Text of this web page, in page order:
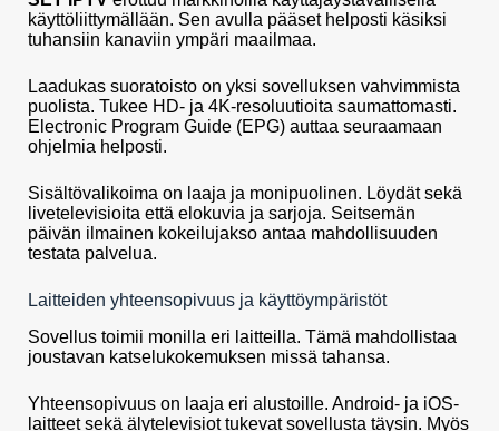
käyttöliittymällään. Sen avulla pääset helposti käsiksi
tuhansiin kanaviin ympäri maailmaa.
Laadukas suoratoisto on yksi sovelluksen vahvimmista
puolista. Tukee HD- ja 4K-resoluutioita saumattomasti.
Electronic Program Guide (EPG) auttaa seuraamaan
ohjelmia helposti.
Sisältövalikoima on laaja ja monipuolinen. Löydät sekä
livetelevisioita että elokuvia ja sarjoja. Seitsemän
päivän ilmainen kokeilujakso antaa mahdollisuuden
testata palvelua.
Laitteiden yhteensopivuus ja käyttöympäristöt
Sovellus toimii monilla eri laitteilla. Tämä mahdollistaa
joustavan katselukokemuksen missä tahansa.
Yhteensopivuus on laaja eri alustoille. Android- ja iOS-
laitteet sekä älytelevisiot tukevat sovellusta täysin. Myös